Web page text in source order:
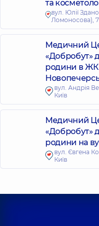
та
вул. Юлії
Ломоносова),
Медичний
«Добробут»
родини в ЖК
вул. Андрія
Київ
Медичний
«Добробут»
родини на
вул. Євгена
Київ